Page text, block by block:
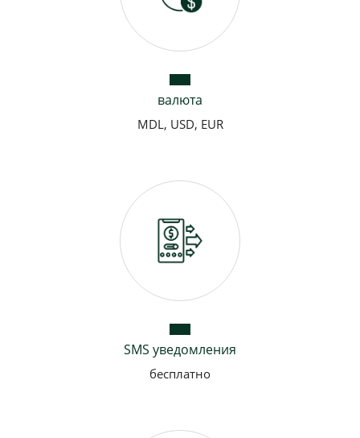
валюта
MDL, USD, EUR
SMS уведомления
бесплатно